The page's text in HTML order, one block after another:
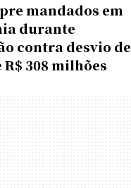
mandados em
durante
contra desvio de
308 milhões